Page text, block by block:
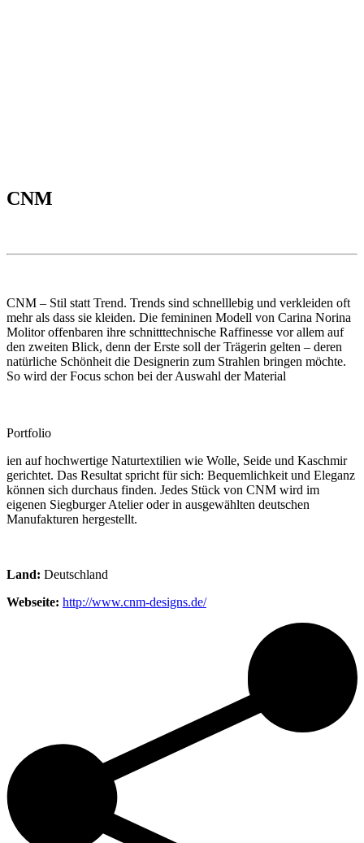
CNM
CNM – Stil statt Trend. Trends sind schnelllebig und verkleiden oft
mehr als dass sie kleiden. Die femininen Modell von Carina Norina
Molitor offenbaren ihre schnitttechnische Raffinesse vor allem auf
den zweiten Blick, denn der Erste soll der Trägerin gelten – deren
natürliche Schönheit die Designerin zum Strahlen bringen möchte.
So wird der Focus schon bei der Auswahl der Material
Portfolio
ien auf hochwertige Naturtextilien wie Wolle, Seide und Kaschmir
gerichtet. Das Resultat spricht für sich: Bequemlichkeit und Eleganz
können sich durchaus finden. Jedes Stück von CNM wird im
eigenen Siegburger Atelier oder in ausgewählten deutschen
Manufakturen hergestellt.
Land: Deutschland
Webseite: http://www.cnm-designs.de/